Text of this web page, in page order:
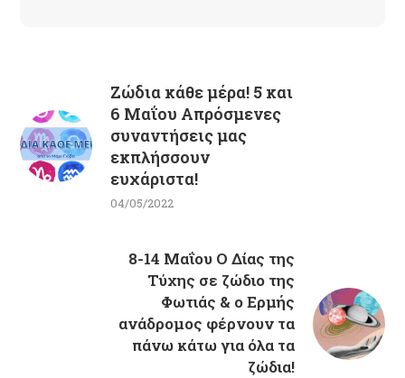
Ζώδια κάθε μέρα! 5 και
6 Μαΐου Απρόσμενες
συναντήσεις μας
εκπλήσσουν
ευχάριστα!
04/05/2022
8-14 Μαΐου Ο Δίας της
Τύχης σε ζώδιο της
Φωτιάς & ο Ερμής
ανάδρομος φέρνουν τα
πάνω κάτω για όλα τα
ζώδια!